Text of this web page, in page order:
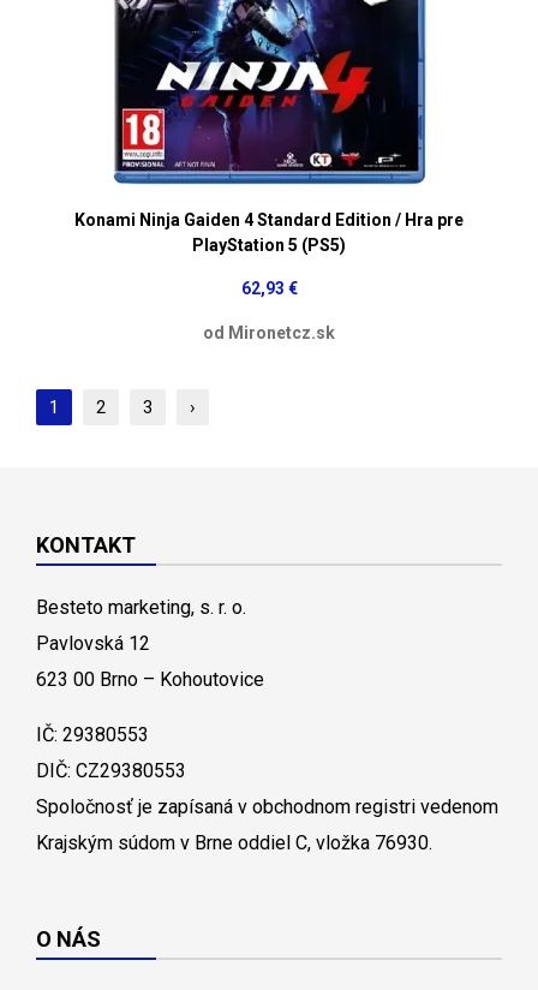
Konami Ninja Gaiden 4 Standard Edition / Hra pre
PlayStation 5 (PS5)
62,93 €
od Mironetcz.sk
1 2 3 ›
KONTAKT
Besteto marketing, s. r. o.
Pavlovská 12
623 00 Brno – Kohoutovice
IČ: 29380553
DIČ: CZ29380553
Spoločnosť je zapísaná v obchodnom registri vedenom
Krajským súdom v Brne oddiel C, vložka 76930.
O NÁS